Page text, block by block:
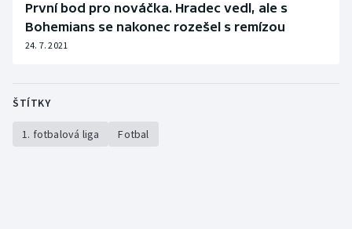
První bod pro nováčka. Hradec vedl, ale s
Bohemians se nakonec rozešel s remízou
24. 7. 2021
ŠTÍTKY
1. fotbalová liga Fotbal